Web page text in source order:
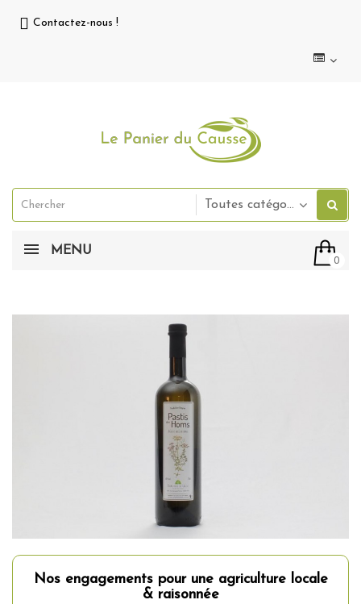
Contactez-nous !
Toutes catégories
0
MENU
Nos engagements pour une agriculture locale
& raisonnée